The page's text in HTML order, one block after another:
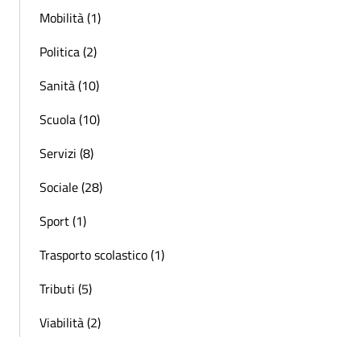
Mobilità (1)
Politica (2)
Sanità (10)
Scuola (10)
Servizi (8)
Sociale (28)
Sport (1)
Trasporto scolastico (1)
Tributi (5)
Viabilità (2)